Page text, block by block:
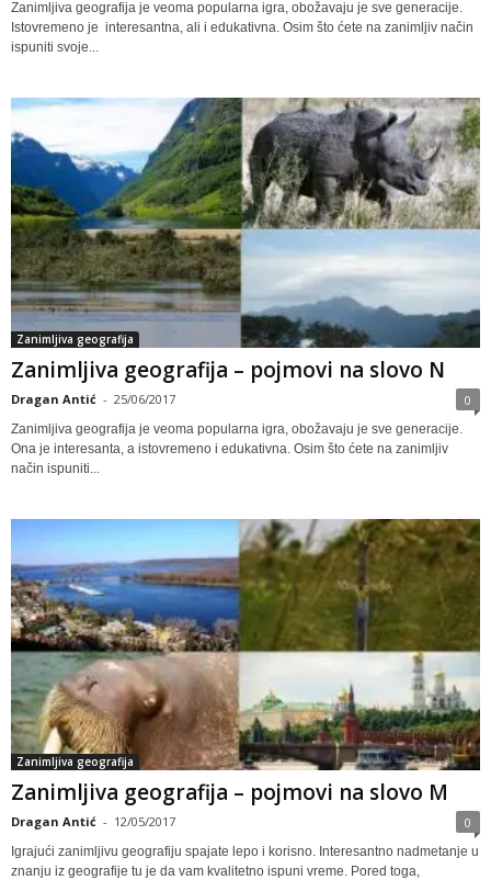
Zanimljiva geografija je veoma popularna igra, obožavaju je sve generacije.
Istovremeno je interesantna, ali i edukativna. Osim što ćete na zanimljiv način
ispuniti svoje...
Zanimljiva geografija
Zanimljiva geografija – pojmovi na slovo N
Dragan Antić - 25/06/2017 0
Zanimljiva geografija je veoma popularna igra, obožavaju je sve generacije.
Ona je interesanta, a istovremeno i edukativna. Osim što ćete na zanimljiv
način ispuniti...
Zanimljiva geografija
Zanimljiva geografija – pojmovi na slovo M
Dragan Antić - 12/05/2017 0
Igrajući zanimljivu geografiju spajate lepo i korisno. Interesantno nadmetanje u
znanju iz geografije tu je da vam kvalitetno ispuni vreme. Pored toga,